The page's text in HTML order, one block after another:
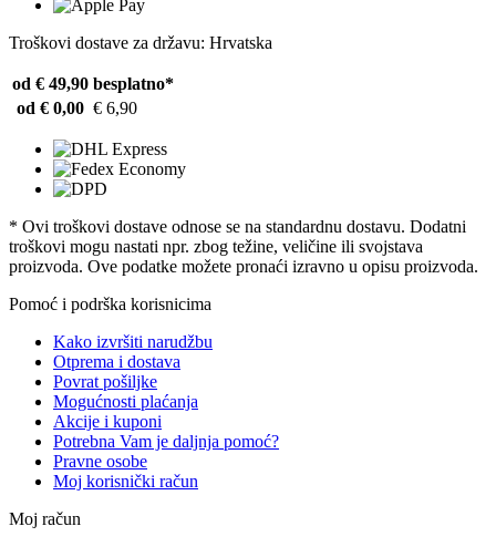
Troškovi dostave za državu: Hrvatska
od € 49,90 besplatno*
od € 0,00 € 6,90
* Ovi troškovi dostave odnose se na standardnu ​​dostavu. Dodatni
troškovi mogu nastati npr. zbog težine, veličine ili svojstava
proizvoda. Ove podatke možete pronaći izravno u opisu proizvoda.
Pomoć i podrška korisnicima
Kako izvršiti narudžbu
Otprema i dostava
Povrat pošiljke
Mogućnosti plaćanja
Akcije i kuponi
Potrebna Vam je daljnja pomoć?
Pravne osobe
Moj korisnički račun
Moj račun